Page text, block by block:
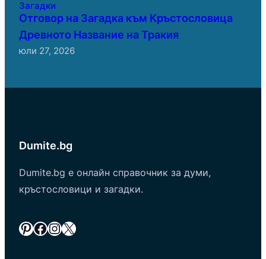
Загадки
Отговор на Загадка към Кръстословица
Древното Название на Тракия
юли 27, 2026
Dumite.bg
Dumite.bg е онлайн справочник за думи,
кръстословици и загадки.
Pinterest Facebook InstagramX